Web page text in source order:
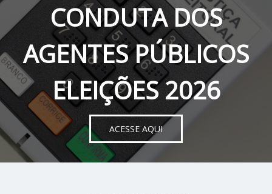
CONDUTA DOS
AGENTES PÚBLICOS
ELEIÇÕES 2026
ACESSE AQUI